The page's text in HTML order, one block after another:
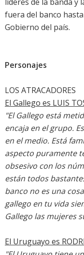
fuera del banco
Gobierno del país.
Personajes
LOS ATRACADORES
El Gallego es LUIS
"El Gallego está
encaja en el grupo.
en el medio. Está
aspecto puramente
obsesivo con los
están todos
banco no es una
gallego en tu vida
Gallego las mujeres
El Uruguayo es